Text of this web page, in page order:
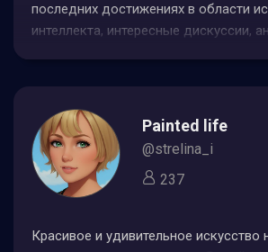
последних достижениях в области
интеллекта, интересные дискуссии,
Painted life
@strelina_i
237
Красивое и удивительное искусство